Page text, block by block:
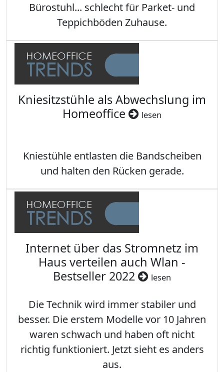
Bürostuhl... schlecht für Parket- und
Teppichböden Zuhause.
Kniesitzstühle als Abwechslung im
Homeoffice
lesen
Kniestühle entlasten die Bandscheiben
und halten den Rücken gerade.
Internet über das Stromnetz im
Haus verteilen auch Wlan -
Bestseller 2022
lesen
Die Technik wird immer stabiler und
besser. Die erstem Modelle vor 10 Jahren
waren schwach und haben oft nicht
richtig funktioniert. Jetzt sieht es anders
aus.